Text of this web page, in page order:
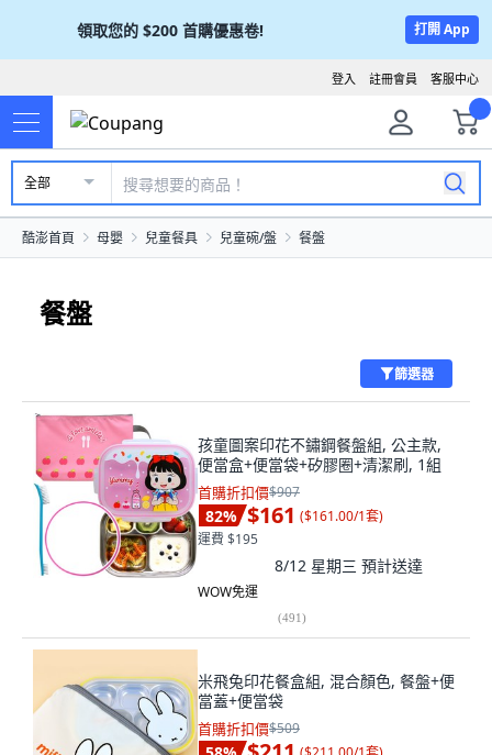
領取您的 $200 首購優惠卷! 打開 App
客服中心
註冊會員
登入
全部
酷澎首頁 母嬰 兒童餐具 兒童碗/盤 餐盤
餐盤
篩選器
孩童圖案印花不鏽鋼餐盤組, 公主款,
便當盒+便當袋+矽膠圈+清潔刷, 1組
首購折扣價$907
82% $161 ($161.00/1套)
運費 $195
8/12 星期三 預計送達
WOW免運
(491)
米飛兔印花餐盒組, 混合顏色, 餐盤+便
當蓋+便當袋
首購折扣價$509